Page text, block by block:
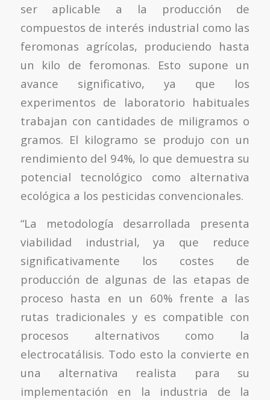
ser aplicable a la producción de
compuestos de interés industrial como las
feromonas agrícolas, produciendo hasta
un kilo de feromonas. Esto supone un
avance significativo, ya que los
experimentos de laboratorio habituales
trabajan con cantidades de miligramos o
gramos. El kilogramo se produjo con un
rendimiento del 94%, lo que demuestra su
potencial tecnológico como alternativa
ecológica a los pesticidas convencionales.
“La metodología desarrollada presenta
viabilidad industrial, ya que reduce
significativamente los costes de
producción de algunas de las etapas de
proceso hasta en un 60% frente a las
rutas tradicionales y es compatible con
procesos alternativos como la
electrocatálisis. Todo esto la convierte en
una alternativa realista para su
implementación en la industria de la